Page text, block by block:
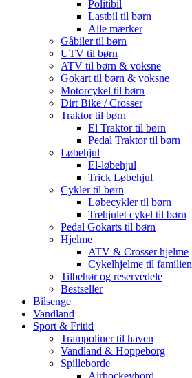
Politibil
Lastbil til børn
Alle mærker
Gåbiler til børn
UTV til børn
ATV til børn & voksne
Gokart til børn & voksne
Motorcykel til børn
Dirt Bike / Crosser
Traktor til børn
El Traktor til børn
Pedal Traktor til børn
Løbehjul
El-løbehjul
Trick Løbehjul
Cykler til børn
Løbecykler til børn
Trehjulet cykel til børn
Pedal Gokarts til børn
Hjelme
ATV & Crosser hjelme
Cykelhjelme til familien
Tilbehør og reservedele
Bestseller
Bilsenge
Vandland
Sport & Fritid
Trampoliner til haven
Vandland & Hoppeborg
Spilleborde
Airhockeybord